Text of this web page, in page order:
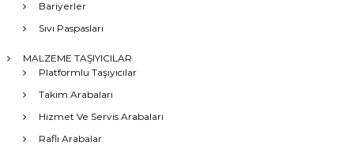
Bariyerler
Sıvı Paspasları
MALZEME TAŞIYICILAR
Platformlu Taşıyıcılar
Takım Arabaları
Hizmet Ve Servis Arabaları
Raflı Arabalar